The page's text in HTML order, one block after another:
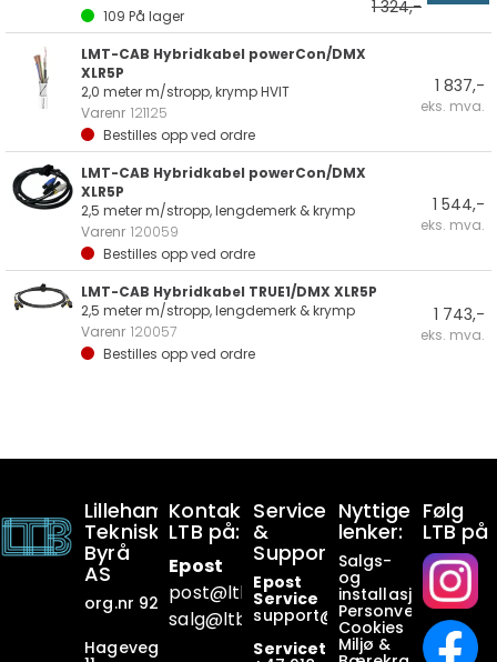
109 På lager 1 324,-
LMT-CAB Hybridkabel powerCon/DMX
XLR5P
2,0 meter m/stropp, krymp HVIT
Varenr 121125
Bestilles opp ved ordre
1 837,-
eks. mva.
LMT-CAB Hybridkabel powerCon/DMX
XLR5P
2,5 meter m/stropp, lengdemerk & krymp
Varenr 120059
Bestilles opp ved ordre
1 544,-
eks. mva.
LMT-CAB Hybridkabel TRUE1/DMX XLR5P
2,5 meter m/stropp, lengdemerk & krymp
Varenr 120057
Bestilles opp ved ordre
1 743,-
eks. mva.
Lillehammer
Tekniske
Byrå
AS
org.nr 928649911
Hagevegen
Kontakt
LTB på:
Epost
post@ltb .no
salg@ltb.no
Service
&
Support:
Epost
Service
support@ltb.no
Servicetelefon
Nyttige
lenker:
Salgs-
og
Personvern
Cookies
Miljø &
Følg
LTB på